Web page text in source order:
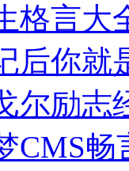
格言大
后你就
尔励志
CMS畅